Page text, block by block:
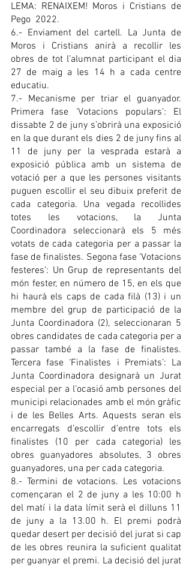
LEMA: RENAIXEM! Moros i Cristians de
Pego  2022.
6.- Enviament del cartell. La Junta de
Moros i Cristians anirà a recollir les
obres de tot l’alumnat participant el dia
27 de maig a les 14 h a cada centre
educatiu.
7.- Mecanisme per triar el guanyador.
Primera fase ‘Votacions populars’: El
dissabte 2 de juny s’obrirà una exposició
en la que durant els dies 2 de juny fins al
11 de juny per la vesprada estarà a
exposició pública amb un sistema de
votació per a que les persones visitants
puguen escollir el seu dibuix preferit de
cada categoria. Una vegada recollides
totes les votacions, la Junta
Coordinadora seleccionarà els 5 més
votats de cada categoria per a passar la
fase de finalistes. Segona fase ‘Votacions
festeres’: Un Grup de representants del
món fester, en número de 15, en els que
hi haurà els caps de cada filà (13) i un
membre del grup de participació de la
Junta Coordinadora (2), seleccionaran 5
obres candidates de cada categoria per a
passar també a la fase de finalistes.
Tercera fase ‘Finalistes i Premiats’: La
Junta Coordinadora designarà un Jurat
especial per a l’ocasió amb persones del
municipi relacionades amb el món gràfic
i de les Belles Arts. Aquests seran els
encarregats d’escollir d’entre tots els
finalistes (10 per cada categoria) les
obres guanyadores absolutes, 3 obres
guanyadores, una per cada categoria.
8.- Termini de votacions. Les votacions
començaran el 2 de juny a les 10:00 h
del matí i la data límit serà el dilluns 11
de juny a la 13.00 h. El premi podrà
quedar desert per decisió del jurat si cap
de les obres reunira la suficient qualitat
per guanyar el premi. La decisió del jurat